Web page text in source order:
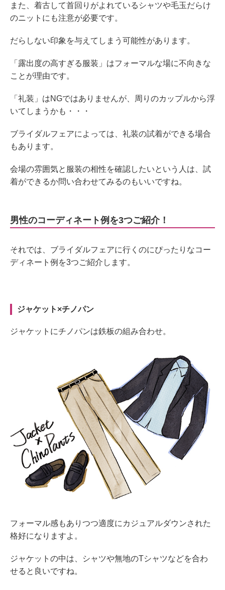
また、着古して首回りがよれているシャツや毛玉だらけ
のニットにも注意が必要です。
だらしない印象を与えてしまう可能性があります。
「露出度の高すぎる服装」はフォーマルな場に不向きな
ことが理由です。
「礼装」はNGではありませんが、周りのカップルから浮
いてしまうかも・・・
ブライダルフェアによっては、礼装の試着ができる場合
もあります。
会場の雰囲気と服装の相性を確認したいという人は、試
着ができるか問い合わせてみるのもいいですね。
男性のコーディネート例を3つご紹介！
それでは、ブライダルフェアに行くのにぴったりなコー
ディネート例を3つご紹介します。
ジャケット×チノパン
ジャケットにチノパンは鉄板の組み合わせ。
フォーマル感もありつつ適度にカジュアルダウンされた
格好になりますよ。
ジャケットの中は、シャツや無地のTシャツなどを合わ
せると良いですね。